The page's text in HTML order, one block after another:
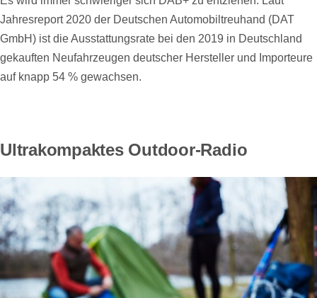
Jahresreport 2020 der Deutschen Automobiltreuhand (DAT
GmbH) ist die Ausstattungsrate bei den 2019 in Deutschland
gekauften Neufahrzeugen deutscher Hersteller und Importeure
auf knapp 54 % gewachsen.
Ultrakompaktes Outdoor-Radio